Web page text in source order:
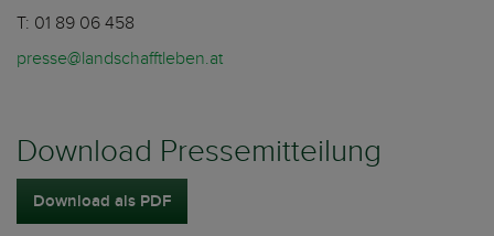
T: 01 89 06 458
presse@landschafftleben.at
Download Pressemitteilung
Download als PDF